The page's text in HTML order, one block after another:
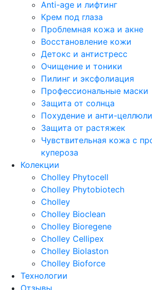
Anti-age и лифтинг
Крем под глаза
Проблемная кожа и акне
Восстановление кожи
Детокс и антистресс
Очищение и тоники
Пилинг и эксфолиация
Профессиональные маски
Защита от солнца
Похудение и анти-
Защита от растяжек
Чувствительная кожа с
купероза
Колекции
Cholley Phytocell
Cholley Phytobiotech
Cholley
Cholley Bioclean
Cholley Bioregene
Cholley Cellipex
Cholley Biolaston
Cholley Bioforce
Технологии
Отзывы